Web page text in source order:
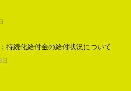
持続化給付金の給付状況について